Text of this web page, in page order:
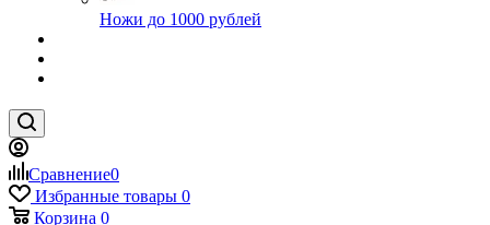
Ножи до 1000 рублей
Сравнение0
Избранные товары 0
Корзина 0